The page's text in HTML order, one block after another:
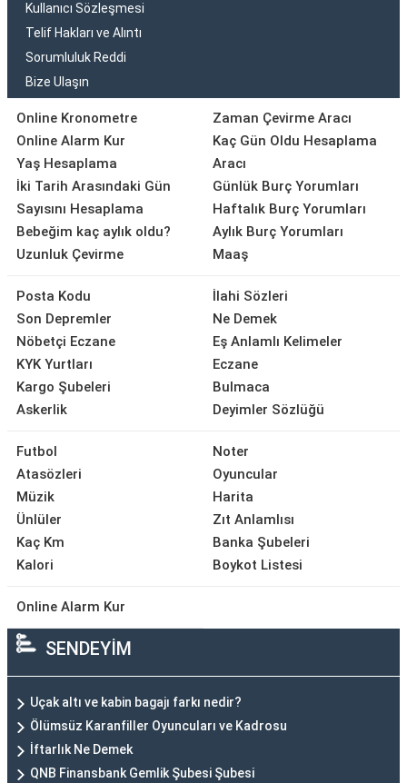
Kullanıcı Sözleşmesi
Telif Hakları ve Alıntı
Sorumluluk Reddi
Bize Ulaşın
Online Kronometre
Online Alarm Kur
Yaş Hesaplama
İki Tarih Arasındaki Gün
Sayısını Hesaplama
Bebeğim kaç aylık oldu?
Uzunluk Çevirme
Zaman Çevirme Aracı
Kaç Gün Oldu Hesaplama
Aracı
Günlük Burç Yorumları
Haftalık Burç Yorumları
Aylık Burç Yorumları
Maaş
Posta Kodu
Son Depremler
Nöbetçi Eczane
KYK Yurtları
Kargo Şubeleri
Askerlik
İlahi Sözleri
Ne Demek
Eş Anlamlı Kelimeler
Eczane
Bulmaca
Deyimler Sözlüğü
Futbol
Atasözleri
Müzik
Ünlüler
Kaç Km
Kalori
Noter
Oyuncular
Harita
Zıt Anlamlısı
Banka Şubeleri
Boykot Listesi
Online Alarm Kur
SENDEYİM
Uçak altı ve kabin bagajı farkı nedir?
Ölümsüz Karanfiller Oyuncuları ve Kadrosu
İftarlık Ne Demek
QNB Finansbank Gemlik Şubesi Şubesi